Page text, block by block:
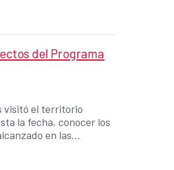
del Programa
visitó el territorio
la fecha, conocer los
en las